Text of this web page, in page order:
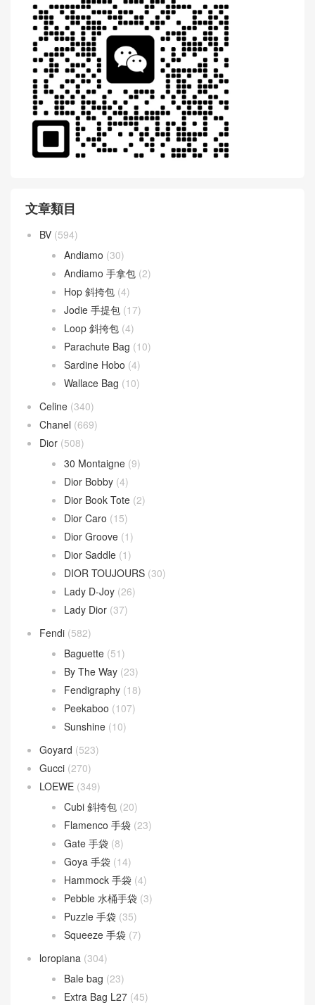
文章類目
BV (594)
Andiamo (30)
Andiamo 手拿包 (2)
Hop 斜挎包 (4)
Jodie 手提包 (17)
Loop 斜挎包 (4)
Parachute Bag (10)
Sardine Hobo (4)
Wallace Bag (10)
Celine (340)
Chanel (669)
Dior (508)
30 Montaigne (9)
Dior Bobby (4)
Dior Book Tote (2)
Dior Caro (15)
Dior Groove (1)
Dior Saddle (1)
DIOR TOUJOURS (30)
Lady D-Joy (26)
Lady Dior (37)
Fendi (582)
Baguette (51)
By The Way (23)
Fendigraphy (18)
Peekaboo (107)
Sunshine (10)
Goyard (523)
Gucci (270)
LOEWE (349)
Cubi 斜挎包 (20)
Flamenco 手袋 (23)
Gate 手袋 (8)
Goya 手袋 (14)
Hammock 手袋 (4)
Pebble 水桶手袋 (3)
Puzzle 手袋 (35)
Squeeze 手袋 (7)
loropiana (304)
Bale bag (23)
Extra Bag L27 (45)